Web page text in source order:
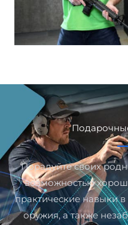
Порадуйте своих
возможностью
практические навыки в
оружия, а также